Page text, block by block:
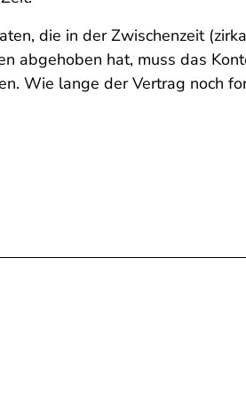
die in der Zwischenzeit
abgehoben hat, muss das
Wie lange der Vertrag noch